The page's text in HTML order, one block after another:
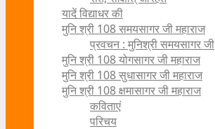
यादें विद्याधर की
मुनि श्री 108 समयसागर जी महाराज
प्रवचन : मुनिश्री समयसागर जी
मुनि श्री 108 योगसागर जी महाराज
मुनि श्री 108 सुधासागर जी महाराज
मुनि श्री 108 क्षमासागर जी महाराज
कविताएं
परिचय